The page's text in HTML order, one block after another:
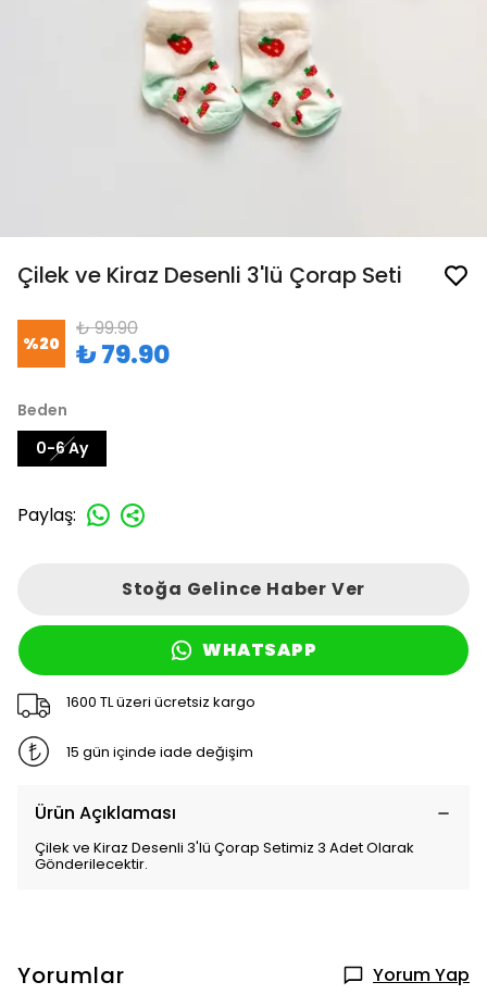
Çilek ve Kiraz Desenli 3'lü Çorap Seti
%20
₺ 99.90
₺ 79.90
Beden
0-6 Ay
Paylaş:
Stoğa Gelince Haber Ver
WHATSAPP
1600 TL üzeri ücretsiz kargo
15 gün içinde iade değişim
Ürün Açıklaması
Çilek ve Kiraz Desenli 3'lü Çorap Setimiz 3 Adet Olarak
Gönderilecektir.
Yorumlar Yorum Yap